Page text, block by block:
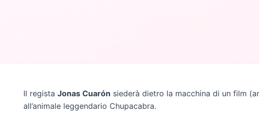
Il regista Jonas Cuarón siederà dietro la macchina di un film
all’animale leggendario Chupacabra.